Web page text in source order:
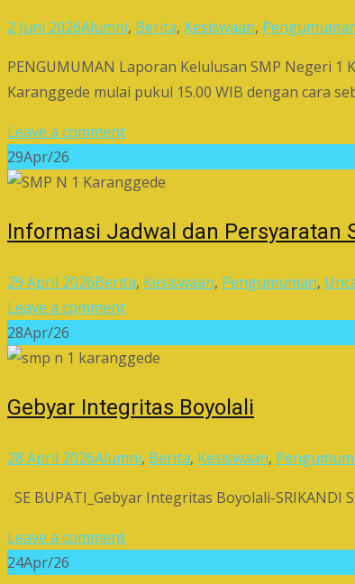
2 Juni 2026Alumni, Berita, Kesiswaan,
PENGUMUMAN Laporan Kelulusan SMP Negeri
Karanggede mulai pukul 15.00 WIB dengan cara
Leave a comment
29Apr/26
Informasi Jadwal dan Persyaratan
29 April 2026Berita, Kesiswaan, Pengumuman,
Leave a comment
28Apr/26
Gebyar Integritas Boyolali
28 April 2026Alumni, Berita, Kesiswaan,
SE BUPATI_Gebyar Integritas Boyolali-SRIKANDI
Leave a comment
24Apr/26